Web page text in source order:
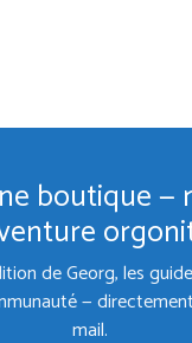
boutique —
de Georg, les
—
mail.